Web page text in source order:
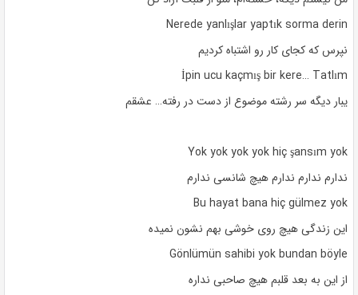
Nerede yanlışlar yaptık sorma derin
نپرس که کجای کار رو اشتباه کردیم
İpin ucu kaçmış bir kere… Tatlım
یبار دیگه سر رشته موضوع از دست در رفته… عشقم
Yok yok yok yok hiç şansım yok
ندارم ندارم ندارم هیچ شانسی ندارم
Bu hayat bana hiç gülmez yok
این زندگی هیچ روی خوشی بهم نشون نمیده
Gönlümün sahibi yok bundan böyle
از این به بعد قلبم هیچ صاحبی نداره